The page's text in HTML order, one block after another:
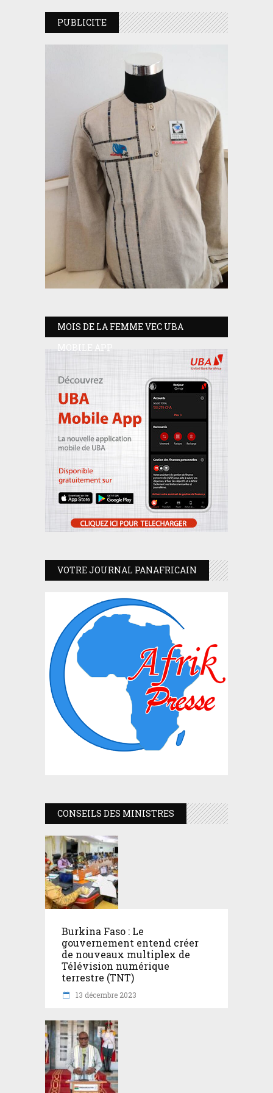
PUBLICITE
MOIS DE LA FEMME VEC UBA
MOBILE APP
VOTRE JOURNAL PANAFRICAIN
CONSEILS DES MINISTRES
Burkina Faso : Le
gouvernement entend créer
de nouveaux multiplex de
Télévision numérique
terrestre (TNT)
13 décembre 2023